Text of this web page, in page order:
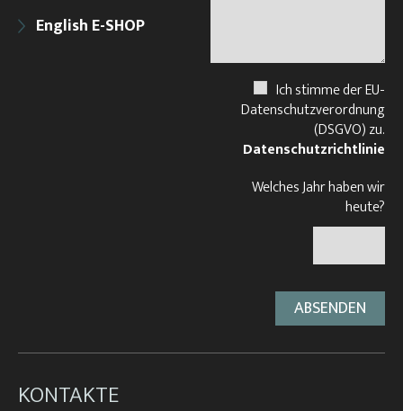
English E-SHOP
Ich stimme der EU-
Datenschutzverordnung
(DSGVO) zu.
Datenschutzrichtlinie
Welches Jahr haben wir
heute?
KONTAKTE